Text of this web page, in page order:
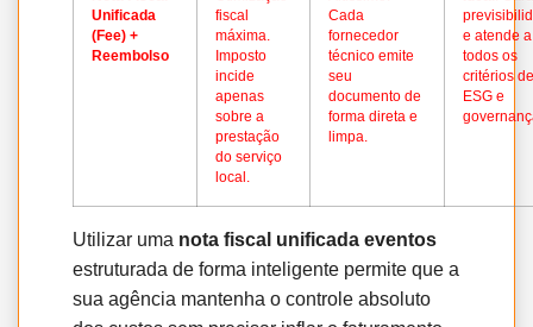
Unificada
(Fee) +
Reembolso
fiscal
máxima.
Imposto
incide
apenas
sobre a
prestação
do serviço
local.
Cada
fornecedor
técnico emite
seu
documento de
forma direta e
limpa.
e atende a
todos os
critérios de
ESG e
Utilizar uma nota fiscal unificada eventos
estruturada de forma inteligente permite que a
sua agência mantenha o controle absoluto